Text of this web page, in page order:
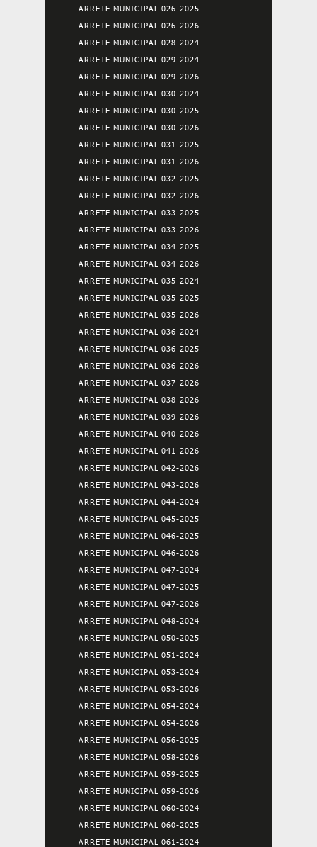
ARRETE MUNICIPAL 026-2025
ARRETE MUNICIPAL 026-2026
ARRETE MUNICIPAL 028-2024
ARRETE MUNICIPAL 029-2024
ARRETE MUNICIPAL 029-2026
ARRETE MUNICIPAL 030-2024
ARRETE MUNICIPAL 030-2025
ARRETE MUNICIPAL 030-2026
ARRETE MUNICIPAL 031-2025
ARRETE MUNICIPAL 031-2026
ARRETE MUNICIPAL 032-2025
ARRETE MUNICIPAL 032-2026
ARRETE MUNICIPAL 033-2025
ARRETE MUNICIPAL 033-2026
ARRETE MUNICIPAL 034-2025
ARRETE MUNICIPAL 034-2026
ARRETE MUNICIPAL 035-2024
ARRETE MUNICIPAL 035-2025
ARRETE MUNICIPAL 035-2026
ARRETE MUNICIPAL 036-2024
ARRETE MUNICIPAL 036-2025
ARRETE MUNICIPAL 036-2026
ARRETE MUNICIPAL 037-2026
ARRETE MUNICIPAL 038-2026
ARRETE MUNICIPAL 039-2026
ARRETE MUNICIPAL 040-2026
ARRETE MUNICIPAL 041-2026
ARRETE MUNICIPAL 042-2026
ARRETE MUNICIPAL 043-2026
ARRETE MUNICIPAL 044-2024
ARRETE MUNICIPAL 045-2025
ARRETE MUNICIPAL 046-2025
ARRETE MUNICIPAL 046-2026
ARRETE MUNICIPAL 047-2024
ARRETE MUNICIPAL 047-2025
ARRETE MUNICIPAL 047-2026
ARRETE MUNICIPAL 048-2024
ARRETE MUNICIPAL 050-2025
ARRETE MUNICIPAL 051-2024
ARRETE MUNICIPAL 053-2024
ARRETE MUNICIPAL 053-2026
ARRETE MUNICIPAL 054-2024
ARRETE MUNICIPAL 054-2026
ARRETE MUNICIPAL 056-2025
ARRETE MUNICIPAL 058-2026
ARRETE MUNICIPAL 059-2025
ARRETE MUNICIPAL 059-2026
ARRETE MUNICIPAL 060-2024
ARRETE MUNICIPAL 060-2025
ARRETE MUNICIPAL 061-2024